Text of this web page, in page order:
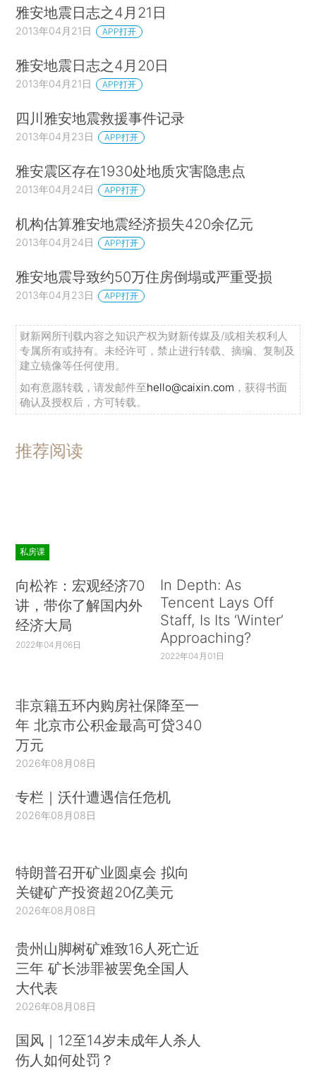
雅安地震日志之4月21日
2013年04月21日 APP打开
雅安地震日志之4月20日
2013年04月21日 APP打开
四川雅安地震救援事件记录
2013年04月23日 APP打开
雅安震区存在1930处地质灾害隐患点
2013年04月24日 APP打开
机构估算雅安地震经济损失420余亿元
2013年04月24日 APP打开
雅安地震导致约50万住房倒塌或严重受损
2013年04月23日 APP打开
财新网所刊载内容之知识产权为财新传媒及/或相关权利人
专属所有或持有。未经许可，禁止进行转载、摘编、复制及
建立镜像等任何使用。
如有意愿转载，请发邮件至hello@caixin.com ，获得书面
确认及授权后，方可转载。
推荐阅读
私房课
向松祚：宏观经济70
讲，带你了解国内外
经济大局
2022年04月06日
In Depth: As
Tencent Lays Off
Staff, Is Its ‘Winter’
Approaching?
2022年04月01日
非京籍五环内购房社保降至一
年 北京市公积金最高可贷340
万元
2026年08月08日
专栏｜沃什遭遇信任危机
2026年08月08日
特朗普召开矿业圆桌会 拟向
关键矿产投资超20亿美元
2026年08月08日
贵州山脚树矿难致16人死亡近
三年 矿长涉罪被罢免全国人
大代表
2026年08月08日
国风｜12至14岁未成年人杀人
伤人如何处罚？